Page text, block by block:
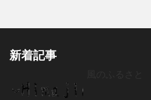
新着記事